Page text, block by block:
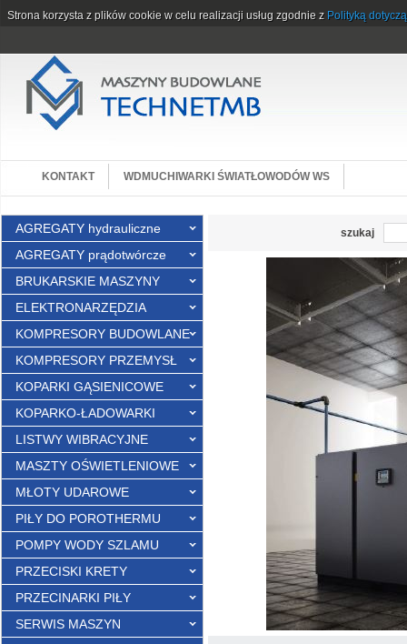
KONTAKT WDMUCHIWARKI ŚWIATŁOWODÓW WS
AGREGATY hydrauliczne
AGREGATY prądotwórcze
BRUKARSKIE MASZYNY
ELEKTRONARZĘDZIA
KOMPRESORY BUDOWLANE
KOMPRESORY PRZEMYSŁ
KOPARKI GĄSIENICOWE
KOPARKO-ŁADOWARKI
LISTWY WIBRACYJNE
MASZTY OŚWIETLENIOWE
MŁOTY UDAROWE
PIŁY DO POROTHERMU
POMPY WODY SZLAMU
PRZECISKI KRETY
PRZECINARKI PIŁY
SERWIS MASZYN
szukaj
Strona korzysta z plików cookie w celu realizacji usług zgodnie z Polityką